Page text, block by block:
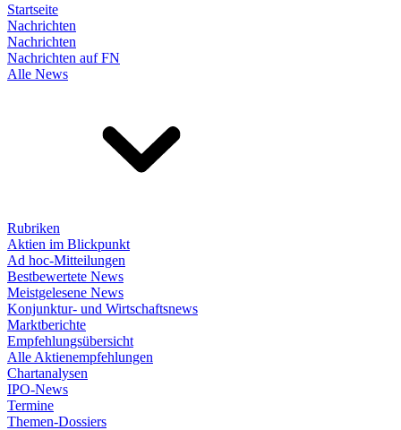
Startseite
Nachrichten
Nachrichten
Nachrichten auf FN
Alle News
Rubriken
Aktien im Blickpunkt
Ad hoc-Mitteilungen
Bestbewertete News
Meistgelesene News
Konjunktur- und Wirtschaftsnews
Marktberichte
Empfehlungsübersicht
Alle Aktienempfehlungen
Chartanalysen
IPO-News
Termine
Themen-Dossiers